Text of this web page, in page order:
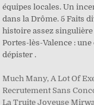
équipes locales. Un
dans la Drôme. 5 Faits
histoire assez
Portes-lès-Valence :
dépister .
Much Many, A Lot Of
Recrutement Sans
La Truite Joyeuse